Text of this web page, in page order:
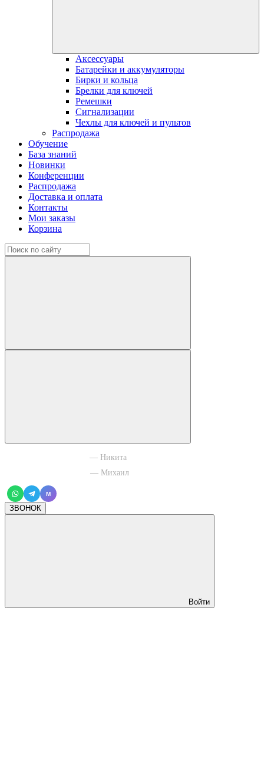
Аксессуары
Батарейки и аккумуляторы
Бирки и кольца
Брелки для ключей
Ремешки
Сигнализации
Чехлы для ключей и пультов
Распродажа
Обучение
База знаний
Новинки
Конференции
Распродажа
Доставка и оплата
Контакты
Мои заказы
Корзина
— Никита
— Михаил
M
ЗВОНОК
Войти